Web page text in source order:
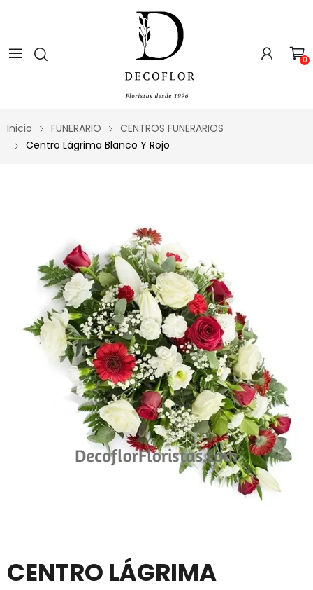
0
Inicio FUNERARIO
CENTROS FUNERARIOS
Centro Lágrima Blanco Y Rojo
CENTRO LÁGRIMA